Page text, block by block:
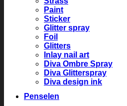
Paint
Sticker
Glitter spray
Foil
Glitters
Inlay nail art
Diva Ombre Spray
Diva Glitterspray
Diva design ink
Penselen